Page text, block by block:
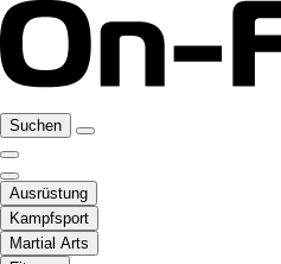
Suchen
Ausrüstung
Kampfsport
Martial Arts